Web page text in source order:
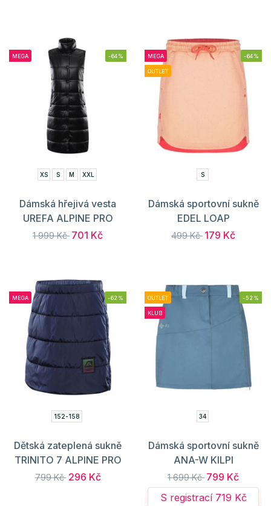
MEGA -64%
XS S M XXL
Dámská hřejivá vesta
UREFA ALPINE PRO
1 999 Kč 701 Kč
MEGA
OUTLET
-64%
S
Dámská sportovní sukně
EDEL LOAP
499 Kč 179 Kč
MEGA -62%
152-158
Dětská zateplená sukně
TRINITO 7 ALPINE PRO
799 Kč 296 Kč
OUTLET
KLUB
-52%
34
Dámská sportovní sukně
ANA-W KILPI
1 699 Kč 799 Kč
S registrací 719 Kč